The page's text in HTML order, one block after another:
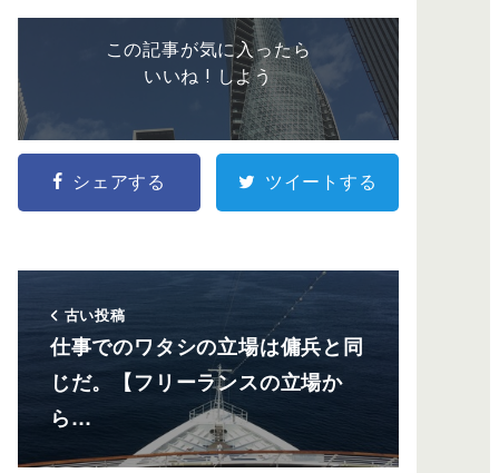
この記事が気に入ったら
いいね ! しよう
シェアする ツイートする
古い投稿
仕事でのワタシの立場は傭兵と同
じだ。【フリーランスの立場か
ら…